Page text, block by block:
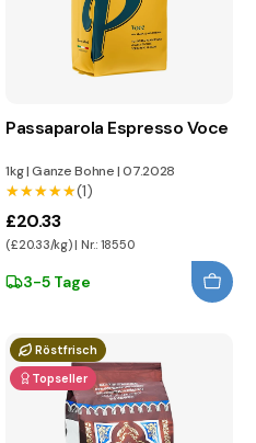
Passaparola Espresso Voce
1kg|Ganze Bohne|07.2028
★★★★★
★★★★★(1)
£20.33
(£20.33/kg) | Nr.: 18550
3-5 Tage
Röstfrisch
Topseller